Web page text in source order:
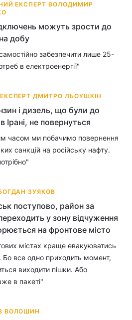
ЕКСПЕРТ ВОЛОДИМИР
можуть зрости до
добу
забезпечити лише 25-
в електроенергії"
ДМИТРО ЛЬОУШКІН
і дизель, що були до
Ірані, не повернуться
часом ми побачимо повернення
санкцій на російську нафту.
ЗУЯКОВ
поступово, район за
у зону відчуження
на фронтове місто
містах краще евакуюватись
Бо все одно приходить момент,
виходити пішки. Або
в пакеті"
ВОЛОШИН